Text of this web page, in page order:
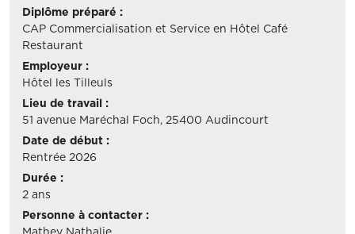
Diplôme préparé :
CAP Commercialisation et Service en Hôtel Café
Restaurant
Employeur :
Hôtel les Tilleuls
Lieu de travail :
51 avenue Maréchal Foch, 25400 Audincourt
Date de début :
Rentrée 2026
Durée :
2 ans
Personne à contacter :